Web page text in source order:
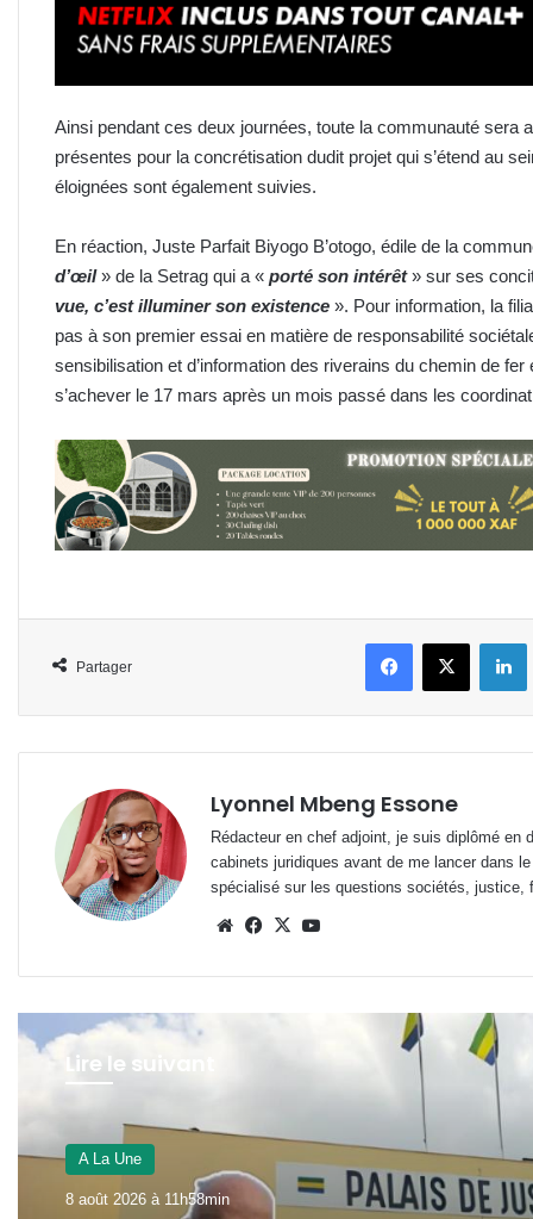
Ainsi pendant ces deux journées, toute la communauté sera
présentes pour la concrétisation dudit projet qui s’étend au
éloignées sont également suivies.
En réaction, Juste Parfait Biyogo B’otogo, édile de la
d’œil» de la Setrag qui a « porté son intérêt» sur ses
vue, c’est illuminer son existence ». Pour information, la
pas à son premier essai en matière de responsabilité
sensibilisation et d’information des riverains du chemin de
s’achever le 17 mars après un mois passé dans les
Partager
FacebookX
Lyonnel Mbeng Essone
Rédacteur en chef adjoint, je suis diplômé en
cabinets juridiques avant de me lancer dans
spécialisé sur les questions sociétés,
WebsiteFacebook
X
Lire le suivant
A La Une
8 août 2026 à 11h58min